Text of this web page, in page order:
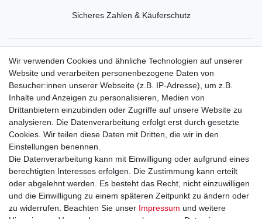
Sicheres Zahlen & Käuferschutz
Rechtliche Informationen
Widerrufsrecht
Widerrufsformular
Datenschutzerklärung
AGB
Impressum
Vertrag widerrufen Kontakt
Wir verwenden Cookies und ähnliche Technologien auf unserer
Website und verarbeiten personenbezogene Daten von
Besucher:innen unserer Webseite (z.B. IP-Adresse), um z.B.
Inhalte und Anzeigen zu personalisieren, Medien von
Drittanbietern einzubinden oder Zugriffe auf unsere Website zu
analysieren. Die Datenverarbeitung erfolgt erst durch gesetzte
Cookies. Wir teilen diese Daten mit Dritten, die wir in den
Einstellungen benennen.
Die Datenverarbeitung kann mit Einwilligung oder aufgrund eines
berechtigten Interesses erfolgen. Die Zustimmung kann erteilt
oder abgelehnt werden. Es besteht das Recht, nicht einzuwilligen
und die Einwilligung zu einem späteren Zeitpunkt zu ändern oder
zu widerrufen. Beachten Sie unser Impressum und weitere